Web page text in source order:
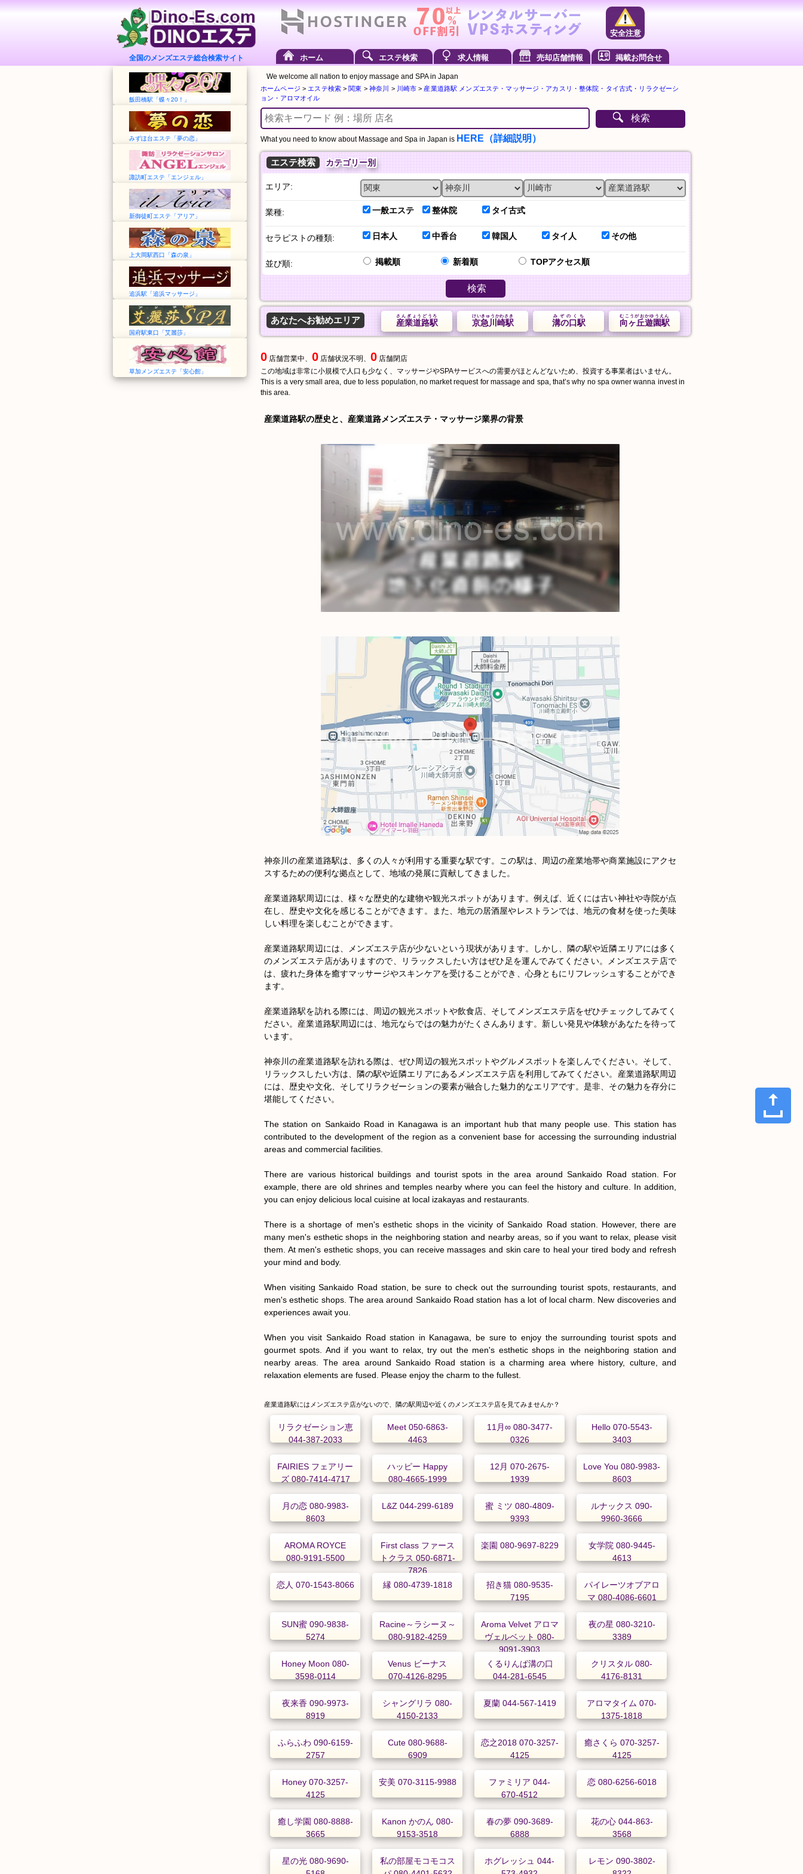
全国のメンズエステ総合検索サイト
安全注意
ホーム エステ検索 求人情報 売却店舗情報 掲載お問合せ
飯田橋駅「蝶々20！」
みずほ台エステ「夢の恋」
諏訪町エステ「エンジェル」
新御徒町エステ「アリア」
上大岡駅西口「森の泉」
追浜駅「追浜マッサージ」
国府駅東口「艾麗莎」
草加メンズエステ「安心館」
We welcome all nation to enjoy massage and SPA in Japan
ホームページ > エステ検索>関東 > 神奈川 > 川崎市 > 産業道路駅 メンズエステ・マッサージ・アカスリ・整体院・タイ古式・リラクゼーシ
ョン・アロマオイル
検索
What you need to know about Massage and Spa in Japan is HERE（詳細説明）
エステ検索 カテゴリー別
エリア:
業種: 一般エステ 整体院 タイ古式
セラピストの種類: 日本人 中香台 韓国人 タイ人 その他
並び順: 掲載順 新着順 TOPアクセス順
検索
あなたへお勧めエリア 向ヶ丘遊園駅
むこうがおかゆうえん
溝の口駅
みぞのくち
京急川崎駅
けいきゅうかわさき
産業道路駅
さんぎょうどうろ
0 店舗営業中、 0 店舗状況不明、 0 店舗閉店
この地域は非常に小規模で人口も少なく、マッサージやSPAサービスへの需要がほとんどないため、投資する事業者はいません。
This is a very small area, due to less population, no market request for massage and spa, that’s why no spa owner wanna invest in
this area.
産業道路駅の歴史と、産業道路メンズエステ・マッサージ業界の背景
神奈川の産業道路駅は、多くの人々が利用する重要な駅です。この駅は、周辺の産業地帯や商業施設にアクセ
スするための便利な拠点として、地域の発展に貢献してきました。
産業道路駅周辺には、様々な歴史的な建物や観光スポットがあります。例えば、近くには古い神社や寺院が点
在し、歴史や文化を感じることができます。また、地元の居酒屋やレストランでは、地元の食材を使った美味
しい料理を楽しむことができます。
産業道路駅周辺には、メンズエステ店が少ないという現状があります。しかし、隣の駅や近隣エリアには多く
のメンズエステ店がありますので、リラックスしたい方はぜひ足を運んでみてください。メンズエステ店で
は、疲れた身体を癒すマッサージやスキンケアを受けることができ、心身ともにリフレッシュすることができ
ます。
産業道路駅を訪れる際には、周辺の観光スポットや飲食店、そしてメンズエステ店をぜひチェックしてみてく
ださい。産業道路駅周辺には、地元ならではの魅力がたくさんあります。新しい発見や体験があなたを待って
います。
神奈川の産業道路駅を訪れる際は、ぜひ周辺の観光スポットやグルメスポットを楽しんでください。そして、
リラックスしたい方は、隣の駅や近隣エリアにあるメンズエステ店を利用してみてください。産業道路駅周辺
には、歴史や文化、そしてリラクゼーションの要素が融合した魅力的なエリアです。是非、その魅力を存分に
堪能してください。
The station on Sankaido Road in Kanagawa is an important hub that many people use. This station has
contributed to the development of the region as a convenient base for accessing the surrounding industrial
areas and commercial facilities.
There are various historical buildings and tourist spots in the area around Sankaido Road station. For
example, there are old shrines and temples nearby where you can feel the history and culture. In addition,
you can enjoy delicious local cuisine at local izakayas and restaurants.
There is a shortage of men's esthetic shops in the vicinity of Sankaido Road station. However, there are
many men's esthetic shops in the neighboring station and nearby areas, so if you want to relax, please visit
them. At men's esthetic shops, you can receive massages and skin care to heal your tired body and refresh
your mind and body.
When visiting Sankaido Road station, be sure to check out the surrounding tourist spots, restaurants, and
men's esthetic shops. The area around Sankaido Road station has a lot of local charm. New discoveries and
experiences await you.
When you visit Sankaido Road station in Kanagawa, be sure to enjoy the surrounding tourist spots and
gourmet spots. And if you want to relax, try out the men's esthetic shops in the neighboring station and
nearby areas. The area around Sankaido Road station is a charming area where history, culture, and
relaxation elements are fused. Please enjoy the charm to the fullest.
産業道路駅にはメンズエステ店がないので、隣の駅周辺や近くのメンズエステ店を見てみませんか？
リラクゼーション恵
044-387-2033
Meet 050-6863-
4463
11月∞ 080-3477-
0326
Hello 070-5543-
3403
FAIRIES フェアリー
ズ 080-7414-4717
ハッピー Happy
080-4665-1999
12月 070-2675-
1939
Love You 080-9983-
8603
月の恋 080-9983-
8603
L&Z 044-299-6189
蜜 ミツ 080-4809-
9393
ルナックス 090-
9960-3666
AROMA ROYCE
080-9191-5500
First class ファース
トクラス 050-6871-
7826
楽園 080-9697-8229
女学院 080-9445-
4613
恋人 070-1543-8066 縁 080-4739-1818
招き猫 080-9535-
7195
パイレーツオブアロ
マ 080-4086-6601
SUN蜜 090-9838-
5274
Racine～ラシーヌ～
080-9182-4259
Aroma Velvet アロマ
ヴェルベット 080-
9091-3903
夜の星 080-3210-
3389
Honey Moon 080-
3598-0114
Venus ビーナス
070-4126-8295
くるりんぱ溝の口
044-281-6545
クリスタル 080-
4176-8131
夜来香 090-9973-
8919
シャングリラ 080-
4150-2133
夏蘭 044-567-1419
アロマタイム 070-
1375-1818
ふらふわ 090-6159-
2757
Cute 080-9688-
6909
恋之2018 070-3257-
4125
癒さくら 070-3257-
4125
Honey 070-3257-
4125
安美 070-3115-9988
ファミリア 044-
670-4512
恋 080-6256-6018
癒し学園 080-8888-
3665
Kanon かのん 080-
9153-3518
春の夢 090-3689-
6888
花の心 044-863-
3568
星の光 080-9690-
私の部屋モコモコス
ホグレッシュ 044-
レモン 090-3802-